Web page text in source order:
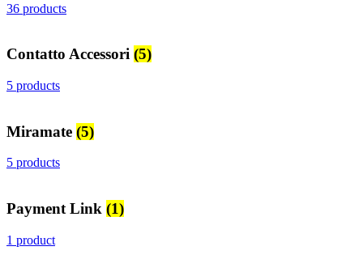
36 products
Contatto Accessori (5)
5 products
Miramate (5)
5 products
Payment Link (1)
1 product